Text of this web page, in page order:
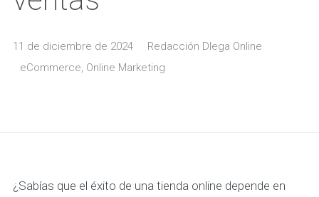
11 de diciembre de 2024
Redacción Dlega Online
eCommerce, Online Marketing
¿Sabías que el éxito de una tienda online depende en